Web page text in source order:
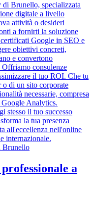
Brunello, specializzata
digitale a livello
attività o desideri
a fornirti la soluzione
Google in SEO e
obiettivi concreti,
e convertono
consulenze
il tuo ROI. Che tu
o di un sito corporate
necessarie, compresa
Analytics.
stesso il tuo successo
la tua presenza
all'eccellenza nell'online
internazionale.
Brunello
a